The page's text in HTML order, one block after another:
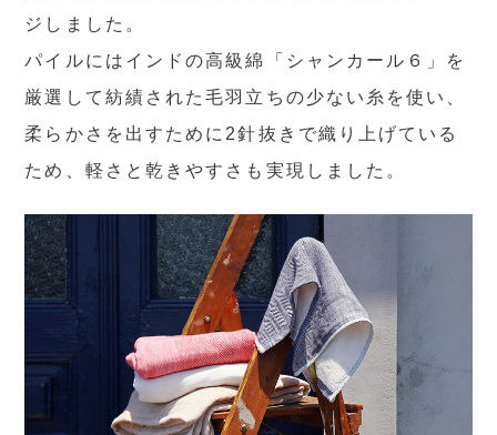
ジしました。
パイルにはインドの高級綿「シャンカール６」を
厳選して紡績された毛羽立ちの少ない糸を使い、
柔らかさを出すために2針抜きで織り上げている
ため、軽さと乾きやすさも実現しました。